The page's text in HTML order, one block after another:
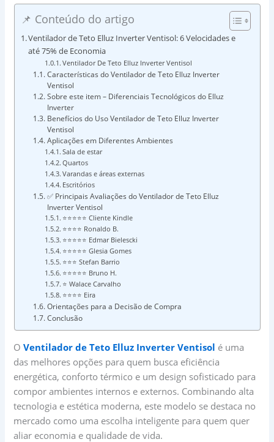
📌 Conteúdo do artigo
Ventilador de Teto Elluz Inverter Ventisol: 6 Velocidades e
até 75% de Economia
Ventilador De Teto Elluz Inverter Ventisol
Características do Ventilador de Teto Elluz Inverter
Ventisol
Sobre este item – Diferenciais Tecnológicos do Elluz
Inverter
Benefícios do Uso Ventilador de Teto Elluz Inverter
Ventisol
Aplicações em Diferentes Ambientes
Sala de estar
Quartos
Varandas e áreas externas
Escritórios
✅ Principais Avaliações do Ventilador de Teto Elluz
Inverter Ventisol
⭐⭐⭐⭐⭐ Cliente Kindle
⭐⭐⭐⭐ Ronaldo B.
⭐⭐⭐⭐⭐ Edmar Bielescki
⭐⭐⭐⭐⭐ Glesia Gomes
⭐⭐⭐ Stefan Barrio
⭐⭐⭐⭐⭐ Bruno H.
⭐ Walace Carvalho
⭐⭐⭐⭐ Eira
Orientações para a Decisão de Compra
Conclusão
OVentilador de Teto Elluz Inverter Ventisol é uma
das melhores opções para quem busca eficiência
energética, conforto térmico e um design sofisticado para
compor ambientes internos e externos. Combinando alta
tecnologia e estética moderna, este modelo se destaca no
mercado como uma escolha inteligente para quem quer
aliar economia e qualidade de vida.